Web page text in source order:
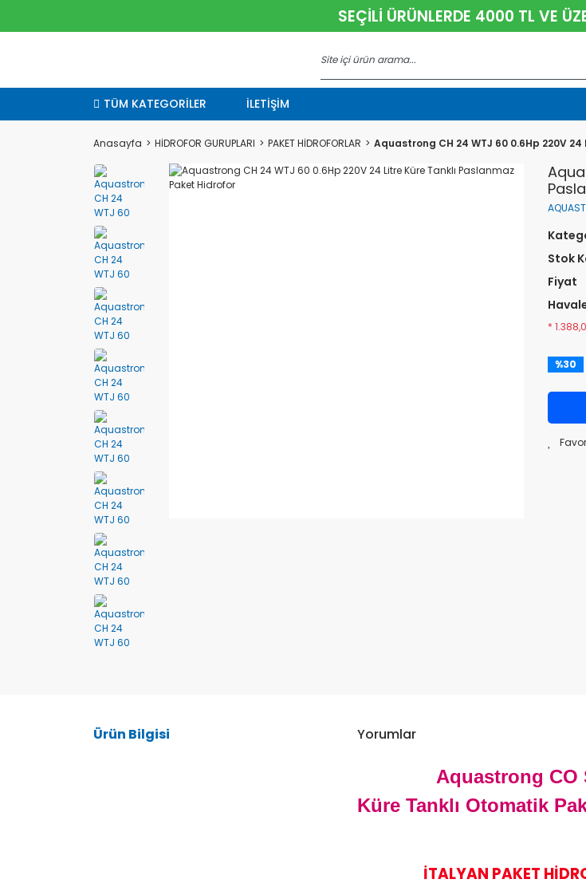
SEÇİLİ ÜRÜNLERDE 4000 TL VE
TÜM KATEGORİLER İLETİŞİM
Anasayfa HİDROFOR GURUPLARI PAKET HİDROFORLAR Aquastrong CH 24 WTJ 60 0.6Hp 220V
Stok
Fiyat
*
%30
Ürün Bilgisi Yorumlar
Aquastrong CO
Küre Tanklı Otomatik
İTALYAN PAKET